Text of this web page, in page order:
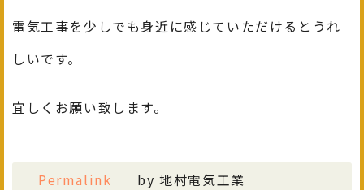
電気工事を少しでも身近に感じていただけるとうれ
しいです。
宜しくお願い致します。
Permalink
by 地村電気工業